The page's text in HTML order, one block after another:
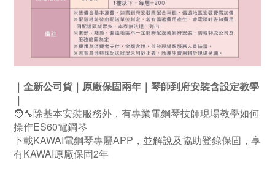
｜全新公司貨｜原廠保固兩年｜琴師到府安裝含設定教學
｜
🧑‍🔧除基本安裝服務外，有專業電鋼琴技師現場教學如何
操作ES60電鋼琴
下載KAWAI電鋼琴專屬APP，並解說及協助登錄保固，享
有KAWAI原廠保固2年